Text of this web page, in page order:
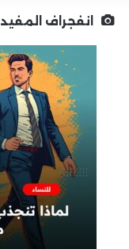
انفجراف المفيد